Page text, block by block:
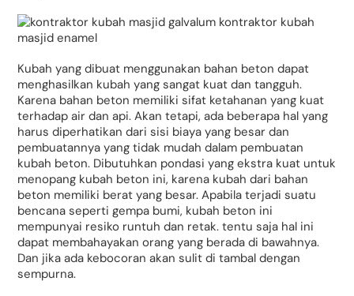
Kubah yang dibuat menggunakan bahan beton dapat
menghasilkan kubah yang sangat kuat dan tangguh.
Karena bahan beton memiliki sifat ketahanan yang kuat
terhadap air dan api. Akan tetapi, ada beberapa hal yang
harus diperhatikan dari sisi biaya yang besar dan
pembuatannya yang tidak mudah dalam pembuatan
kubah beton. Dibutuhkan pondasi yang ekstra kuat untuk
menopang kubah beton ini, karena kubah dari bahan
beton memiliki berat yang besar. Apabila terjadi suatu
bencana seperti gempa bumi, kubah beton ini
mempunyai resiko runtuh dan retak. tentu saja hal ini
dapat membahayakan orang yang berada di bawahnya.
Dan jika ada kebocoran akan sulit di tambal dengan
sempurna.